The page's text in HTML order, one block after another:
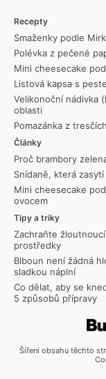
Recepty
Smaženky podle
Polévka z pečené
Mini cheesecake
Listová kapsa s
Velikonoční nádivka
oblasti
Pomazánka z
Články
Proč brambory
Snídaně, která
Mini cheesecake
ovocem
Tipy a triky
Zachraňte
prostředky
Blboun není žádná
sladkou náplní
Co dělat, aby se
5 způsobů přípravy
Šíření obsahu těchto